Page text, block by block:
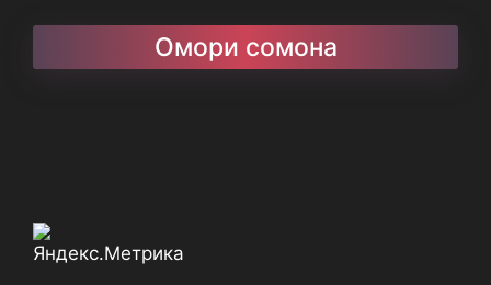
Омори сомона